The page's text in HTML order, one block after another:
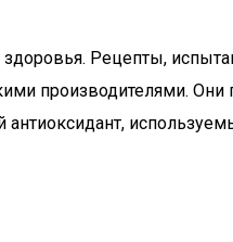
Рецепты,
производителями. Они
антиоксидант,